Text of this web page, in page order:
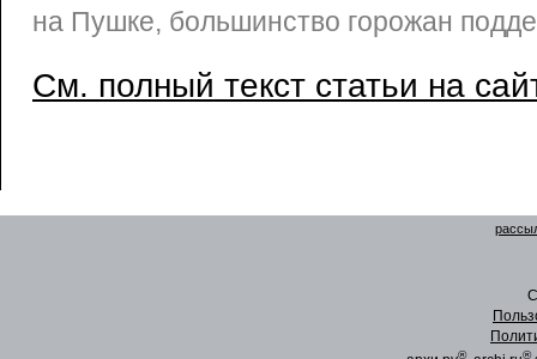
на Пушке, большинство горожан
См. полный текст статьи на
® ®